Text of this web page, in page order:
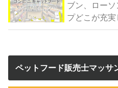
ブン、ロー
プどこが充実
ペットフード販売士マッサ